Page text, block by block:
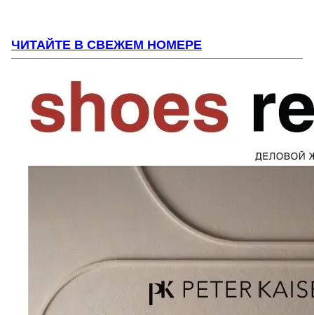
ЧИТАЙТЕ В СВЕЖЕМ НОМЕРЕ